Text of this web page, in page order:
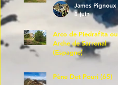
James Pignoux
8 juin
Arco de Piedrafita ou
Arche de Sarronal
(Espagne)
7 juin
Pène Det Pouri (65)